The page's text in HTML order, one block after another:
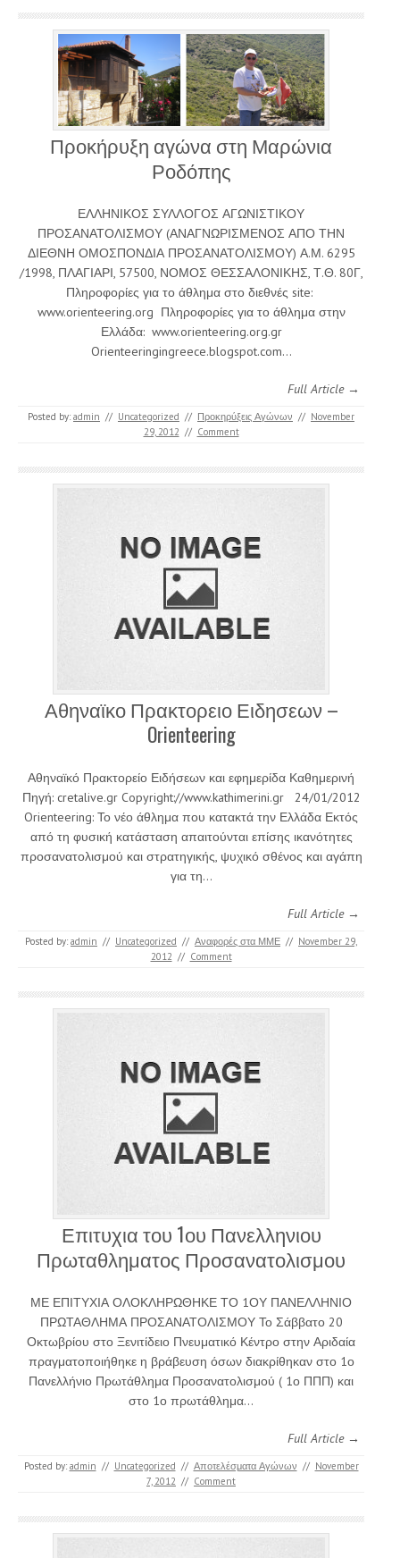
Προκήρυξη αγώνα στη Μαρώνια
Ροδόπης
ΕΛΛΗΝΙΚΟΣ ΣΥΛΛΟΓΟΣ ΑΓΩΝΙΣΤΙΚΟΥ
ΠΡΟΣΑΝΑΤΟΛΙΣΜΟΥ (ΑΝΑΓΝΩΡΙΣΜΕΝΟΣ ΑΠΟ ΤΗΝ
ΔΙΕΘΝΗ ΟΜΟΣΠΟΝΔΙΑ ΠΡΟΣΑΝΑΤΟΛΙΣΜΟΥ) Α.Μ. 6295
/1998, ΠΛΑΓΙΑΡΙ, 57500, ΝΟΜΟΣ ΘΕΣΣΑΛΟΝΙΚΗΣ, Τ.Θ. 80Γ,
Πληροφορίες για το άθλημα στο διεθνές site:
www.orienteering.org Πληροφορίες για το άθλημα στην
Ελλάδα: www.orienteering.org.gr
Orienteeringingreece.blogspot.com…
Full Article →
Posted by: admin // Uncategorized // Προκηρύξεις Αγώνων // November
29, 2012 // Comment
Αθηναϊκο Πρακτορειο Ειδησεων –
Orienteering
Αθηναϊκό Πρακτορείο Ειδήσεων και εφημερίδα Καθημερινή
Πηγή: cretalive.gr Copyright://www.kathimerini.gr 24/01/2012
Orienteering: Το νέο άθλημα που κατακτά την Ελλάδα Εκτός
από τη φυσική κατάσταση απαιτούνται επίσης ικανότητες
προσανατολισμού και στρατηγικής, ψυχικό σθένος και αγάπη
για τη…
Full Article →
Posted by: admin // Uncategorized // Αναφορές στα ΜΜΕ // November 29,
2012 // Comment
Επιτυχια του 1ου Πανελληνιου
Πρωταθληματος Προσανατολισμου
ΜΕ ΕΠΙΤΥΧΙΑ ΟΛΟΚΛΗΡΩΘΗΚΕ ΤΟ 1ΟΥ ΠΑΝΕΛΛΗΝΙΟ
ΠΡΩΤΑΘΛΗΜΑ ΠΡΟΣΑΝΑΤΟΛΙΣΜΟΥ Το Σάββατο 20
Οκτωβρίου στο Ξενιτίδειο Πνευματικό Κέντρο στην Αριδαία
πραγματοποιήθηκε η βράβευση όσων διακρίθηκαν στο 1ο
Πανελλήνιο Πρωτάθλημα Προσανατολισμού ( 1ο ΠΠΠ) και
στο 1ο πρωτάθλημα…
Full Article →
Posted by: admin // Uncategorized // Αποτελέσματα Αγώνων // November
7, 2012 // Comment